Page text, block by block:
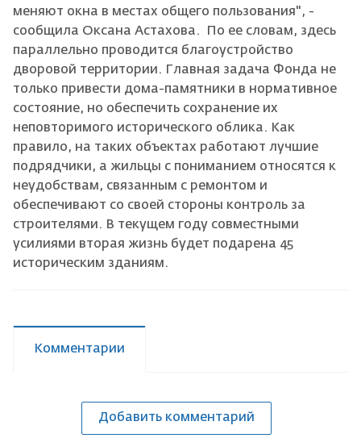
меняют окна в местах общего пользования", -
сообщила Оксана Астахова. По ее словам, здесь
параллельно проводится благоустройство
дворовой территории. Главная задача Фонда не
только привести дома-памятники в нормативное
состояние, но обеспечить сохранение их
неповторимого исторического облика. Как
правило, на таких объектах работают лучшие
подрядчики, а жильцы с пониманием относятся к
неудобствам, связанным с ремонтом и
обеспечивают со своей стороны контроль за
строителями. В текущем году совместными
усилиями вторая жизнь будет подарена 45
историческим зданиям.
Комментарии
Добавить комментарий